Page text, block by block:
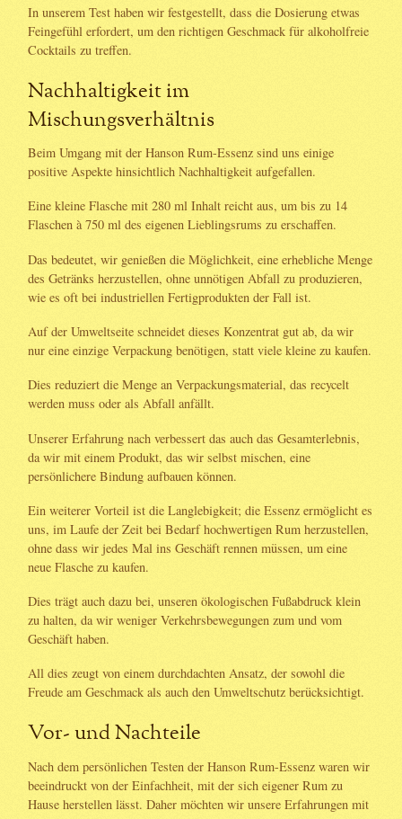
In unserem Test haben wir festgestellt, dass die Dosierung etwas
Feingefühl erfordert, um den richtigen Geschmack für alkoholfreie
Cocktails zu treffen.
Nachhaltigkeit im
Mischungsverhältnis
Beim Umgang mit der Hanson Rum-Essenz sind uns einige
positive Aspekte hinsichtlich Nachhaltigkeit aufgefallen.
Eine kleine Flasche mit 280 ml Inhalt reicht aus, um bis zu 14
Flaschen à 750 ml des eigenen Lieblingsrums zu erschaffen.
Das bedeutet, wir genießen die Möglichkeit, eine erhebliche Menge
des Getränks herzustellen, ohne unnötigen Abfall zu produzieren,
wie es oft bei industriellen Fertigprodukten der Fall ist.
Auf der Umweltseite schneidet dieses Konzentrat gut ab, da wir
nur eine einzige Verpackung benötigen, statt viele kleine zu kaufen.
Dies reduziert die Menge an Verpackungsmaterial, das recycelt
werden muss oder als Abfall anfällt.
Unserer Erfahrung nach verbessert das auch das Gesamterlebnis,
da wir mit einem Produkt, das wir selbst mischen, eine
persönlichere Bindung aufbauen können.
Ein weiterer Vorteil ist die Langlebigkeit; die Essenz ermöglicht es
uns, im Laufe der Zeit bei Bedarf hochwertigen Rum herzustellen,
ohne dass wir jedes Mal ins Geschäft rennen müssen, um eine
neue Flasche zu kaufen.
Dies trägt auch dazu bei, unseren ökologischen Fußabdruck klein
zu halten, da wir weniger Verkehrsbewegungen zum und vom
Geschäft haben.
All dies zeugt von einem durchdachten Ansatz, der sowohl die
Freude am Geschmack als auch den Umweltschutz berücksichtigt.
Vor- und Nachteile
Nach dem persönlichen Testen der Hanson Rum-Essenz waren wir
beeindruckt von der Einfachheit, mit der sich eigener Rum zu
Hause herstellen lässt. Daher möchten wir unsere Erfahrungen mit